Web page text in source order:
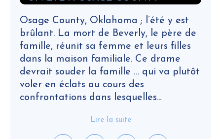
Osage County, Oklahoma ; l’été y est
brûlant. La mort de Beverly, le père de
famille, réunit sa femme et leurs filles
dans la maison familiale. Ce drame
devrait souder la famille … qui va plutôt
voler en éclats au cours des
confrontations dans lesquelles...
Lire la suite